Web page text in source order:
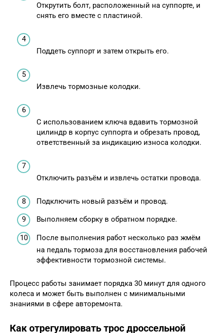
Открутить болт, расположенный на суппорте, и
снять его вместе с пластиной.
Поддеть суппорт и затем открыть его.
Извлечь тормозные колодки.
С использованием ключа вдавить тормозной
цилиндр в корпус суппорта и обрезать провод,
ответственный за индикацию износа колодки.
Отключить разъём и извлечь остатки провода.
Подключить новый разъём и провод.
Выполняем сборку в обратном порядке.
После выполнения работ несколько раз жмём
на педаль тормоза для восстановления рабочей
эффективности тормозной системы.
Процесс работы занимает порядка 30 минут для одного
колеса и может быть выполнен с минимальными
знаниями в сфере авторемонта.
Как отрегулировать трос дроссельной